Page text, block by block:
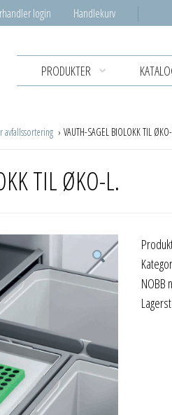
login Handlekurv
PRODUKTER
avfallssortering VAUTH-SAGEL BIOLOKK TIL
TIL ØKO-L.
NOBB